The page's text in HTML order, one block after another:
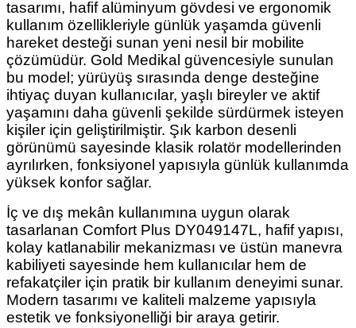
tasarımı, hafif alüminyum gövdesi ve ergonomik
kullanım özellikleriyle günlük yaşamda güvenli
hareket desteği sunan yeni nesil bir mobilite
çözümüdür. Gold Medikal güvencesiyle sunulan
bu model; yürüyüş sırasında denge desteğine
ihtiyaç duyan kullanıcılar, yaşlı bireyler ve aktif
yaşamını daha güvenli şekilde sürdürmek isteyen
kişiler için geliştirilmiştir. Şık karbon desenli
görünümü sayesinde klasik rolatör modellerinden
ayrılırken, fonksiyonel yapısıyla günlük kullanımda
yüksek konfor sağlar.
İç ve dış mekân kullanımına uygun olarak
tasarlanan Comfort Plus DY049147L, hafif yapısı,
kolay katlanabilir mekanizması ve üstün manevra
kabiliyeti sayesinde hem kullanıcılar hem de
refakatçiler için pratik bir kullanım deneyimi sunar.
Modern tasarımı ve kaliteli malzeme yapısıyla
estetik ve fonksiyonelliği bir araya getirir.